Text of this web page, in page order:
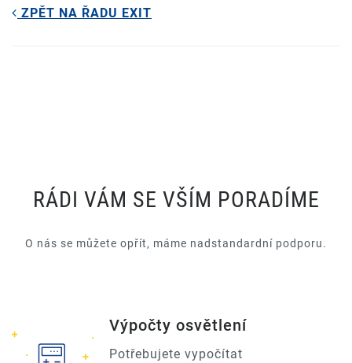
ZPĚT NA ŘADU EXIT
RÁDI VÁM SE VŠÍM PORADÍME
O nás se můžete opřít, máme nadstandardní podporu.
Výpočty osvětlení
Potřebujete vypočítat